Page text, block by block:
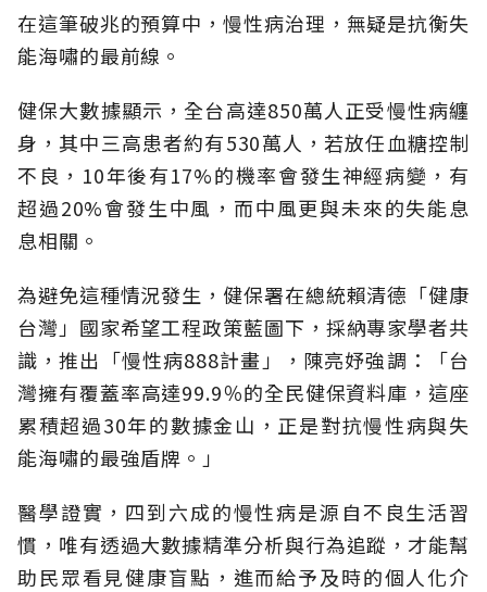
在這筆破兆的預算中，慢性病治理，無疑是抗衡失
能海嘯的最前線。
健保大數據顯示，全台高達850萬人正受慢性病纏
身，其中三高患者約有530萬人，若放任血糖控制
不良，10年後有17%的機率會發生神經病變，有
超過20%會發生中風，而中風更與未來的失能息
息相關。
為避免這種情況發生，健保署在總統賴清德「健康
台灣」國家希望工程政策藍圖下，採納專家學者共
識，推出「慢性病888計畫」，陳亮妤強調：「台
灣擁有覆蓋率高達99.9％的全民健保資料庫，這座
累積超過30年的數據金山，正是對抗慢性病與失
能海嘯的最強盾牌。」
醫學證實，四到六成的慢性病是源自不良生活習
慣，唯有透過大數據精準分析與行為追蹤，才能幫
助民眾看見健康盲點，進而給予及時的個人化介